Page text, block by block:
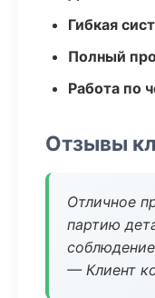
Гибкая
Полный
Работа по
Отзывы
Отличное
партию
— Клиент